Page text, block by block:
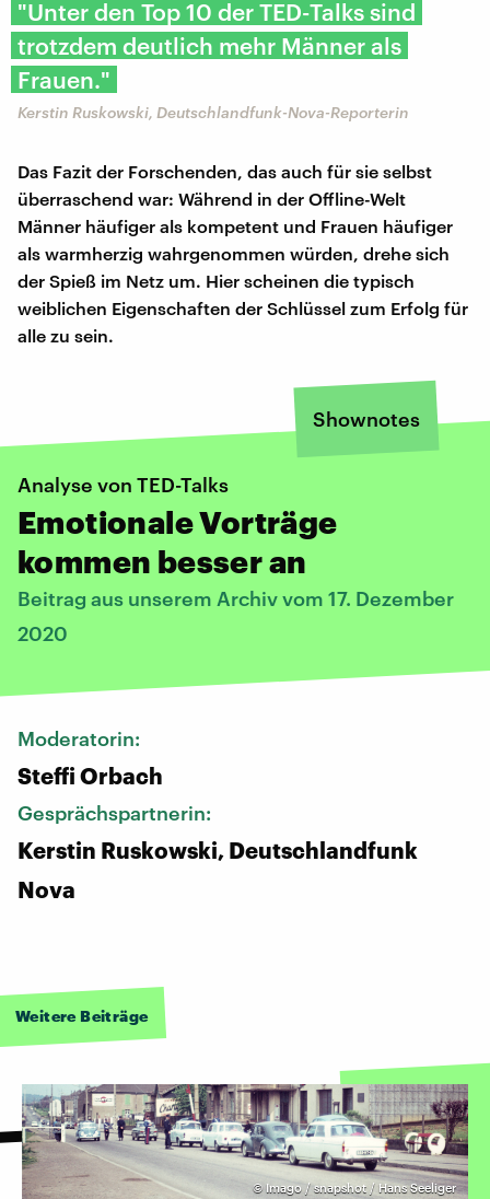
"Unter den Top 10 der TED-Talks sind
trotzdem deutlich mehr Männer als
Frauen."
Kerstin Ruskowski, Deutschlandfunk-Nova-Reporterin
Das Fazit der Forschenden, das auch für sie selbst
überraschend war: Während in der Offline-Welt
Männer häufiger als kompetent und Frauen häufiger
als warmherzig wahrgenommen würden, drehe sich
der Spieß im Netz um. Hier scheinen die typisch
weiblichen Eigenschaften der Schlüssel zum Erfolg für
alle zu sein.
Shownotes
Analyse von TED-Talks
Emotionale Vorträge
kommen besser an
Beitrag aus unserem Archiv vom 17. Dezember
2020
Moderatorin:
Steffi Orbach
Gesprächspartnerin:
Kerstin Ruskowski, Deutschlandfunk
Nova
Weitere Beiträge
© Imago / snapshot / Hans Seeliger